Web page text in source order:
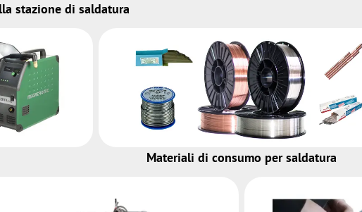
stazione di saldatura
Materiali di consumo per saldatura